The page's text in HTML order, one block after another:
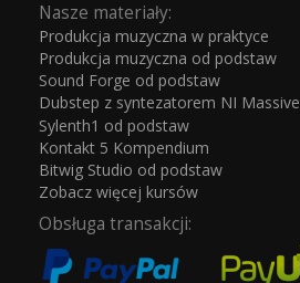
Nasze materiały:
Produkcja muzyczna w praktyce
Produkcja muzyczna od podstaw
Sound Forge od podstaw
Dubstep z syntezatorem NI Massive
Sylenth1 od podstaw
Kontakt 5 Kompendium
Bitwig Studio od podstaw
Zobacz więcej kursów
Obsługa transakcji: